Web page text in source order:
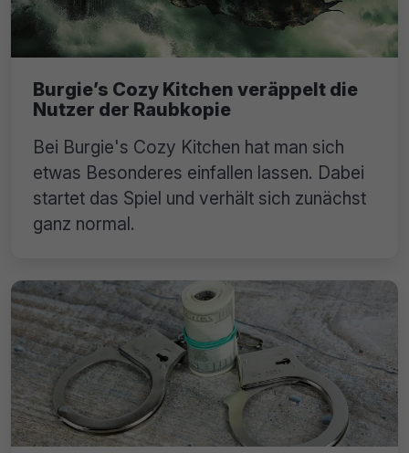
Burgie’s Cozy Kitchen veräppelt die
Nutzer der Raubkopie
Bei Burgie's Cozy Kitchen hat man sich
etwas Besonderes einfallen lassen. Dabei
startet das Spiel und verhält sich zunächst
ganz normal.